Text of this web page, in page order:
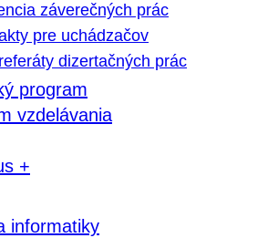
záverečných prác
pre uchádzačov
dizertačných prác
program
vzdelávania
+
informatiky